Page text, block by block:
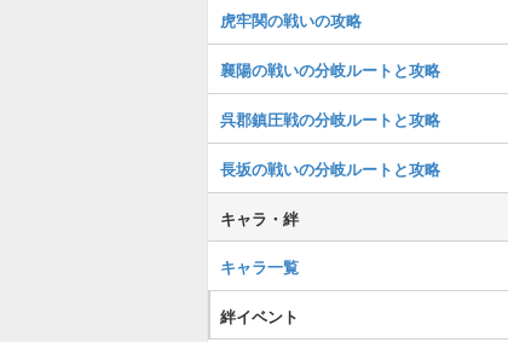
虎牢関の戦いの攻略
襄陽の戦いの分岐ルートと攻略
呉郡鎮圧戦の分岐ルートと攻略
長坂の戦いの分岐ルートと攻略
キャラ・絆
キャラ一覧
絆イベント